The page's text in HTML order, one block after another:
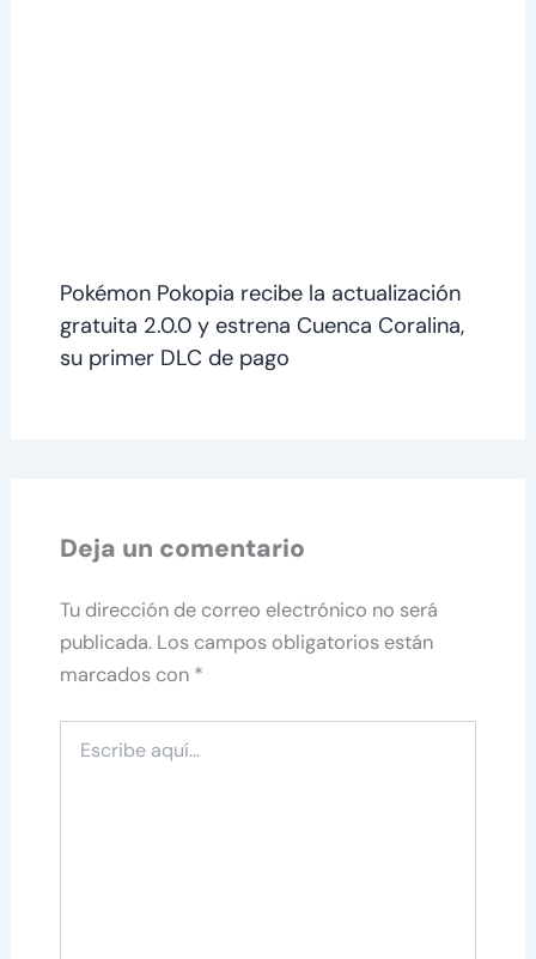
Pokémon Pokopia recibe la actualización
gratuita 2.0.0 y estrena Cuenca Coralina,
su primer DLC de pago
Deja un comentario
Tu dirección de correo electrónico no será
publicada. Los campos obligatorios están
marcados con *
aquí...